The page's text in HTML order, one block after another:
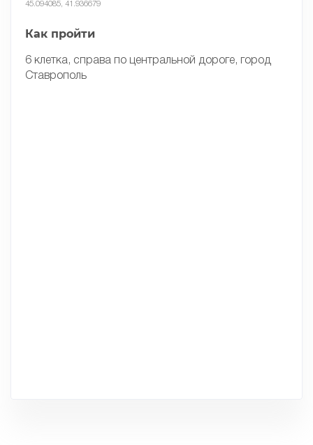
45.094085, 41.936679
Как пройти
6 клетка, справа по центральной дороге, город
Ставрополь